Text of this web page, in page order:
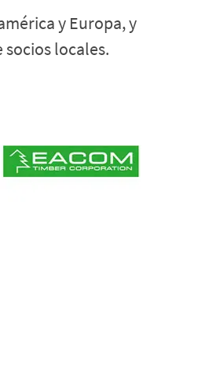
y Europa, y
locales.